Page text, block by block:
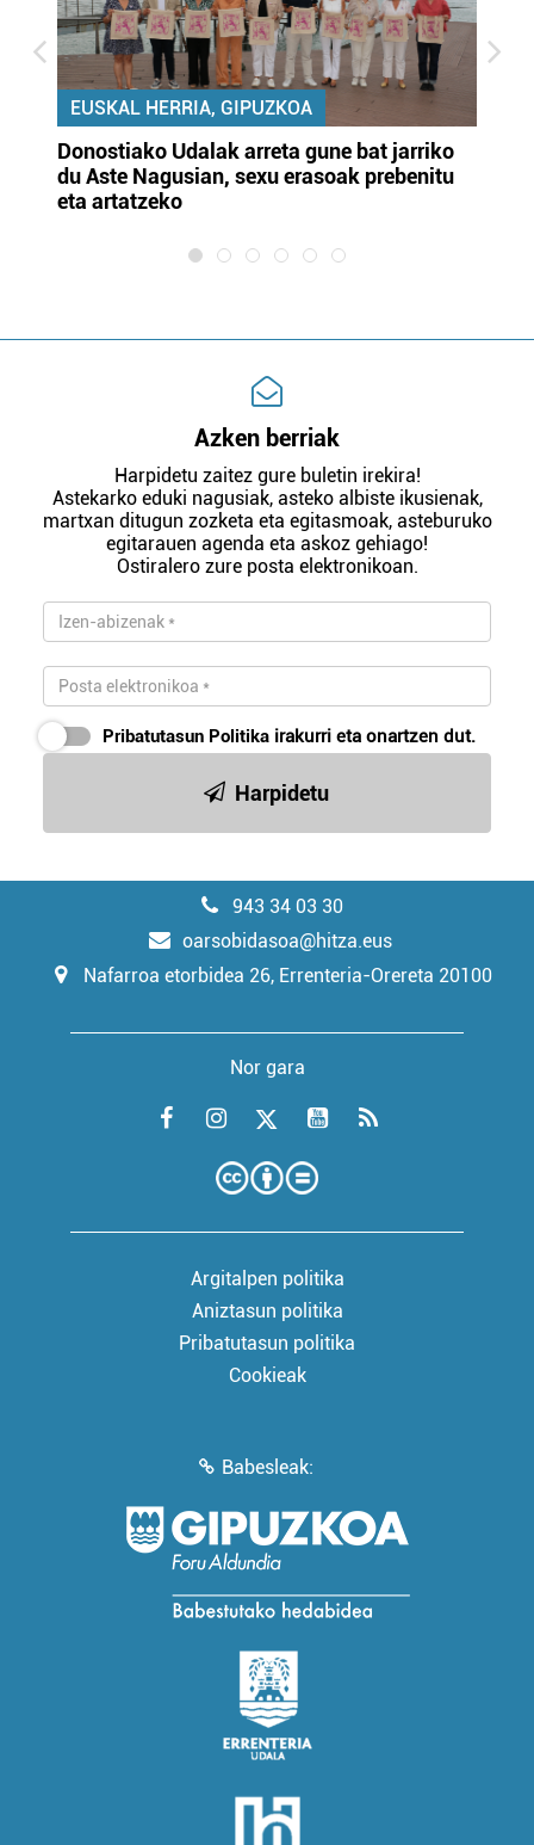
EUSKAL HERRIA, GIPUZKOA
Donostiako Udalak arreta gune bat jarriko
du Aste Nagusian, sexu erasoak prebenitu
eta artatzeko
Azken berriak
Harpidetu zaitez gure buletin irekira!
Astekarko eduki nagusiak, asteko albiste ikusienak,
martxan ditugun zozketa eta egitasmoak, asteburuko
egitarauen agenda eta askoz gehiago!
Ostiralero zure posta elektronikoan.
Pribatutasun Politika irakurri eta onartzen dut.
Harpidetu
943 34 03 30
oarsobidasoa@hitza.eus
Nafarroa etorbidea 26, Errenteria-Orereta 20100
Nor gara
Argitalpen politika
Aniztasun politika
Pribatutasun politika
Cookieak
Babesleak: